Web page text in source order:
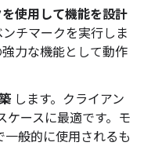
使用して機能を設計
チマークを実行しま
力な機能として動作
します。クライアン
ケースに最適です。モ
般的に使用されるも